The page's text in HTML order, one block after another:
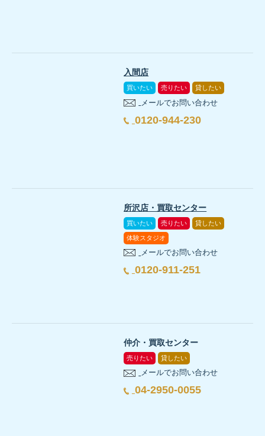
入間店
買いたい 売りたい 貸したい
メールでお問い合わせ
0120-944-230
所沢店・買取センター
買いたい 売りたい 貸したい
体験スタジオ
メールでお問い合わせ
0120-911-251
仲介・買取センター
売りたい 貸したい
メールでお問い合わせ
04-2950-0055